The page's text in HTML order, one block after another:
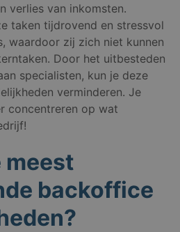
verlies van inkomsten.
taken tijdrovend en stressvol
waardoor zij zich niet kunnen
Door het uitbesteden
specialisten, kun je deze
verminderen. Je
concentreren op wat
meest
backoffice